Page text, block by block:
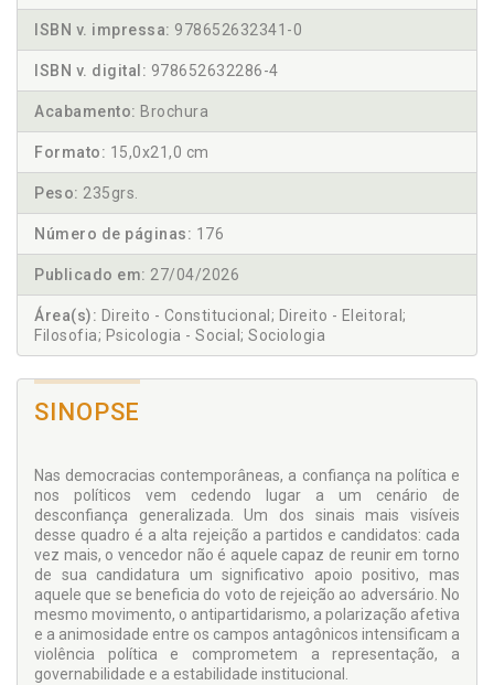
ISBN v. impressa: 978652632341-0
ISBN v. digital: 978652632286-4
Acabamento: Brochura
Formato: 15,0x21,0 cm
Peso: 235grs.
Número de páginas: 176
Publicado em: 27/04/2026
Área(s): Direito - Constitucional; Direito - Eleitoral;
Filosofia; Psicologia - Social; Sociologia
SINOPSE
Nas democracias contemporâneas, a confiança na política e
nos políticos vem cedendo lugar a um cenário de
desconfiança generalizada. Um dos sinais mais visíveis
desse quadro é a alta rejeição a partidos e candidatos: cada
vez mais, o vencedor não é aquele capaz de reunir em torno
de sua candidatura um significativo apoio positivo, mas
aquele que se beneficia do voto de rejeição ao adversário. No
mesmo movimento, o antipartidarismo, a polarização afetiva
e a animosidade entre os campos antagônicos intensificam a
violência política e comprometem a representação, a
governabilidade e a estabilidade institucional.